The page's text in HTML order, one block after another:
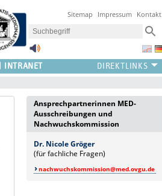
Sitemap Impressum Kontakt
INTRANET
Ansprechpartnerinnen MED-
Ausschreibungen und
Nachwuchskommission
Dr. Nicole Gröger
(für fachliche Fragen)
nachwuchskommission@med.ovgu.de